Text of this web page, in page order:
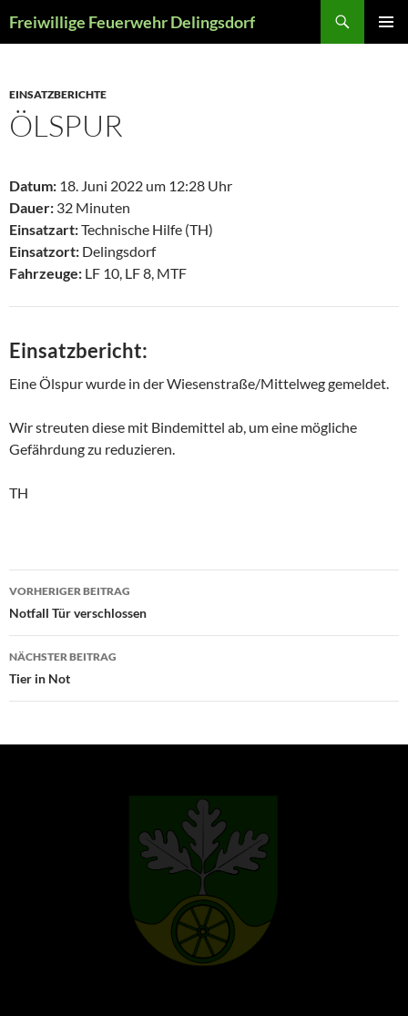
Inhalt
Freiwillige Feuerwehr Delingsdorf
EINSATZBERICHTE
ÖLSPUR
Datum: 18. Juni 2022 um 12:28 Uhr
Dauer: 32 Minuten
Einsatzart:Technische Hilfe (TH)
Einsatzort: Delingsdorf
Fahrzeuge: LF 10, LF 8, MTF
Einsatzbericht:
Eine Ölspur wurde in der Wiesenstraße/Mittelweg gemeldet.
Wir streuten diese mit Bindemittel ab, um eine mögliche
Gefährdung zu reduzieren.
TH
Beitragsnavigation
VORHERIGER BEITRAG
Notfall Tür verschlossen
NÄCHSTER BEITRAG
Tier in Not